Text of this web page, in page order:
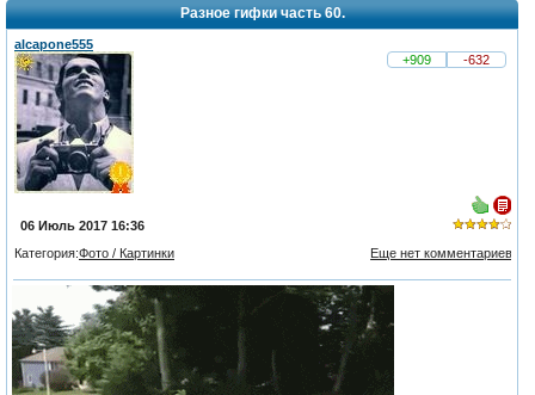
Разное гифки часть 60.
alcapone555
+909
-632
из 5,
06 Июль 2017 16:36
Еще нет комментариев
Категория:Фото / Картинки